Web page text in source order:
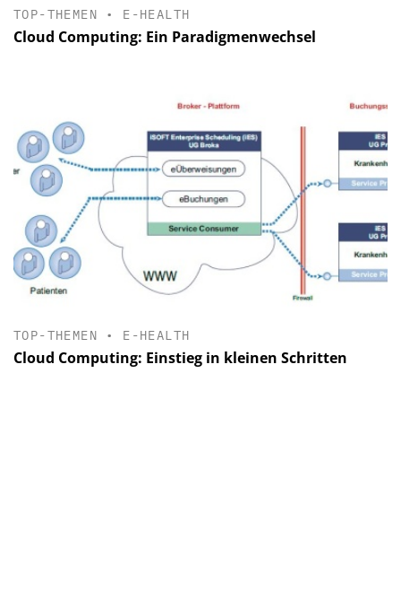
TOP-THEMEN • E-HEALTH
Cloud Computing: Ein Paradigmenwechsel
TOP-THEMEN • E-HEALTH
Cloud Computing: Einstieg in kleinen Schritten